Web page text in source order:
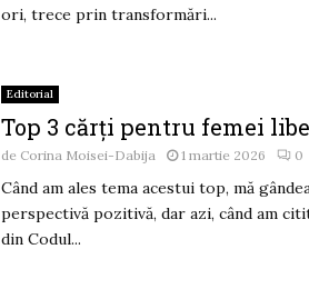
ori, trece prin transformări...
Editorial
Top 3 cărți pentru femei
de Corina Moisei-Dabija 1 martie 2026 0
Când am ales tema acestui top, mă
perspectivă pozitivă, dar azi, când am
din Codul...